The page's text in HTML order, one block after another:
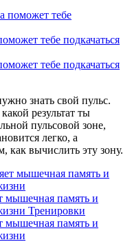
тебе подкачаться
тебе подкачаться
знать свой пульс.
результат ты
пульсовой зоне,
легко, а
как вычислить эту зону.
память и
Тренировки
память и